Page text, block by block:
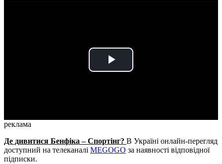
Play
реклама
Де дивитися Бенфіка – Спортінг? В Україні онлайн-перегляд
доступний на телеканалі MEGOGO за наявності відповідної
підписки.